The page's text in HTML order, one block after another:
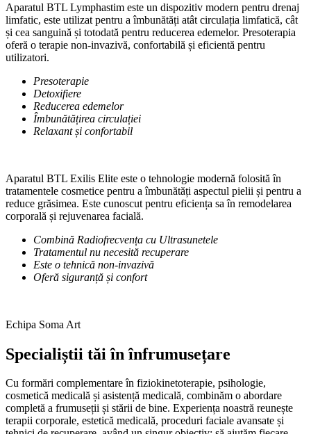
Aparatul BTL Lymphastim este un dispozitiv modern pentru drenaj
limfatic, este utilizat pentru a îmbunătăți atât circulația limfatică, cât
și cea sanguină și totodată pentru reducerea edemelor. Presoterapia
oferă o terapie non-invazivă, confortabilă și eficientă pentru
utilizatori.
Presoterapie
Detoxifiere
Reducerea edemelor
Îmbunătățirea circulației
Relaxant și confortabil
Aparatul BTL Exilis Elite este o tehnologie modernă folosită în
tratamentele cosmetice pentru a îmbunătăți aspectul pielii și pentru a
reduce grăsimea. Este cunoscut pentru eficiența sa în remodelarea
corporală și rejuvenarea facială.
Combină Radiofrecvența cu Ultrasunetele
Tratamentul nu necesită recuperare
Este o tehnică non-invazivă
Oferă siguranță și confort
Echipa Soma Art
Specialiștii tăi în înfrumusețare
Cu formări complementare în fiziokinetoterapie, psihologie,
cosmetică medicală și asistență medicală, combinăm o abordare
completă a frumuseții și stării de bine. Experiența noastră reunește
terapii corporale, estetică medicală, proceduri faciale avansate și